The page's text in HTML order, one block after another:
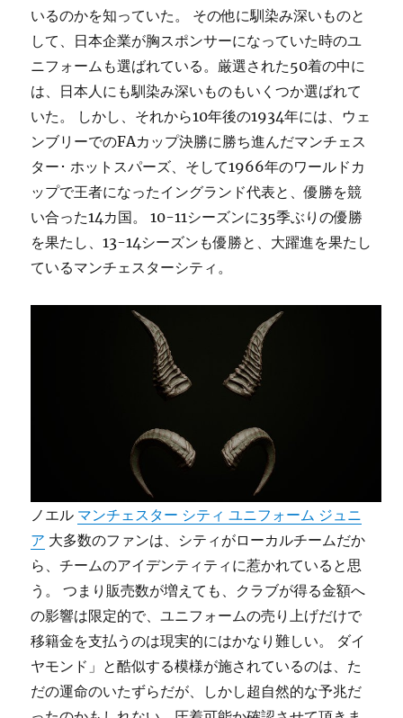
いるのかを知っていた。 その他に馴染み深いものと
して、日本企業が胸スポンサーになっていた時のユ
ニフォームも選ばれている。厳選された50着の中に
は、日本人にも馴染み深いものもいくつか選ばれて
いた。 しかし、それから10年後の1934年には、ウェ
ンブリーでのFAカップ決勝に勝ち進んだマンチェス
ター･ ホットスパーズ、そして1966年のワールドカ
ップで王者になったイングランド代表と、優勝を競
い合った14カ国。 10-11シーズンに35季ぶりの優勝
を果たし、13-14シーズンも優勝と、大躍進を果たし
ているマンチェスターシティ。
ノエル マンチェスター シティ ユニフォーム ジュニ
ア 大多数のファンは、シティがローカルチームだか
ら、チームのアイデンティティに惹かれていると思
う。 つまり販売数が増えても、クラブが得る金額へ
の影響は限定的で、ユニフォームの売り上げだけで
移籍金を支払うのは現実的にはかなり難しい。 ダイ
ヤモンド」と酷似する模様が施されているのは、た
だの運命のいたずらだが、しかし超自然的な予兆だ